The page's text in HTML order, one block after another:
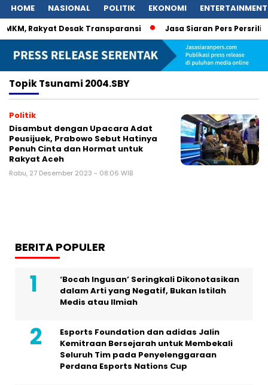
HOME NASIONAL POLITIK EKONOMI ENTERTAINMENT
Rakyat Desak Transparansi Jasa Siaran Pers
TopikTsunami 2004.SBY
Politik
Disambut dengan Upacara Adat
Peusijuek, Prabowo Sebut Hatinya
Penuh Cinta dan Hormat untuk
Rakyat Aceh
Rabu, 27 Desember 2023 - 08:06 WIB
BERITA POPULER
‘Bocah Ingusan’ Seringkali Dikonotasikan
dalam Arti yang Negatif, Bukan Istilah
Medis atau Ilmiah
Esports Foundation dan adidas Jalin
Kemitraan Bersejarah untuk Membekali
Seluruh Tim pada Penyelenggaraan
Perdana Esports Nations Cup